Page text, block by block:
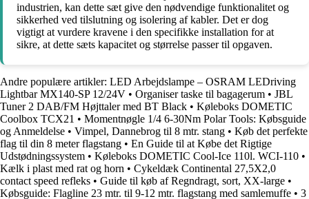
industrien, kan dette sæt give den nødvendige funktionalitet og
sikkerhed ved tilslutning og isolering af kabler. Det er dog
vigtigt at vurdere kravene i den specifikke installation for at
sikre, at dette sæts kapacitet og størrelse passer til opgaven.
Andre populære artikler: LED Arbejdslampe – OSRAM LEDriving
Lightbar MX140-SP 12/24V • Organiser taske til bagagerum • JBL
Tuner 2 DAB/FM Højttaler med BT Black • Køleboks DOMETIC
Coolbox TCX21 • Momentnøgle 1/4 6-30Nm Polar Tools: Købsguide
og Anmeldelse • Vimpel, Dannebrog til 8 mtr. stang • Køb det perfekte
flag til din 8 meter flagstang • En Guide til at Købe det Rigtige
Udstødningssystem • Køleboks DOMETIC Cool-Ice 110l. WCI-110 •
Kælk i plast med rat og horn • Cykeldæk Continental 27,5X2,0
contact speed refleks • Guide til køb af Regndragt, sort, XX-large •
Købsguide: Flagline 23 mtr. til 9-12 mtr. flagstang med samlemuffe • 3